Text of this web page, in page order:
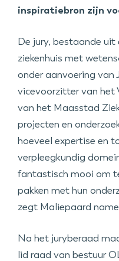
inspiratiebron zijn
De jury, bestaande
ziekenhuis met
onder aanvoering van
vicevoorzitter van het
van het Maasstad
projecten en
hoeveel expertise en
verpleegkundig
fantastisch mooi om
pakken met hun
zegt Maliepaard
Na het juryberaad
lid raad van bestuur